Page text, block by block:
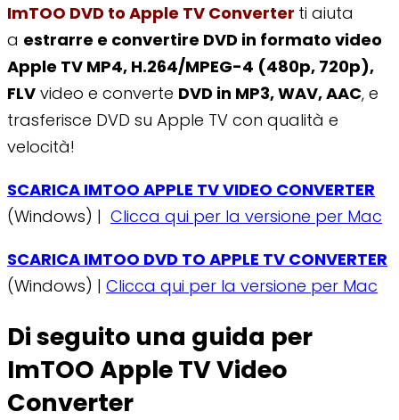
ImTOO DVD to Apple TV Converter ti aiuta
a estrarre e convertire DVD in formato video
Apple TV MP4, H.264/MPEG-4 (480p, 720p),
FLV video e converte DVD in MP3, WAV, AAC, e
trasferisce DVD su Apple TV con qualità e
velocità!
SCARICA IMTOO APPLE TV VIDEO CONVERTER
(Windows) | Clicca qui per la versione per Mac
SCARICA IMTOO DVD TO APPLE TV CONVERTER
(Windows) | Clicca qui per la versione per Mac
Di seguito una guida per
ImTOO Apple TV Video
Converter